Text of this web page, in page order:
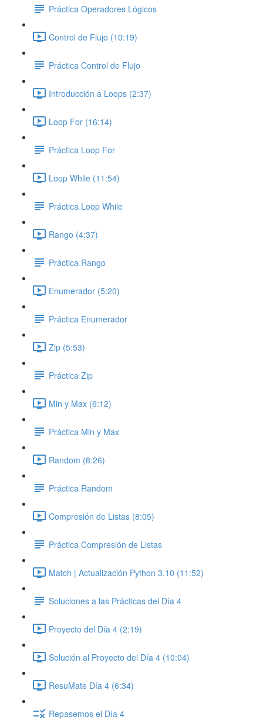
Práctica Operadores Lógicos
Control de Flujo (10:19)
Práctica Control de Flujo
Introducción a Loops (2:37)
Loop For (16:14)
Práctica Loop For
Loop While (11:54)
Práctica Loop While
Rango (4:37)
Práctica Rango
Enumerador (5:20)
Práctica Enumerador
Zip (5:53)
Práctica Zip
Min y Max (6:12)
Práctica Min y Max
Random (8:26)
Práctica Random
Compresión de Listas (8:05)
Práctica Compresión de Listas
Match | Actualización Python 3.10 (11:52)
Soluciones a las Prácticas del Día 4
Proyecto del Día 4 (2:19)
Solución al Proyecto del Día 4 (10:04)
ResuMate Día 4 (6:34)
Repasemos el Día 4